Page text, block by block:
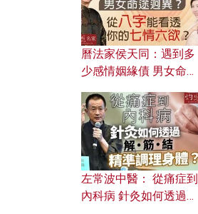
曆法家侯天同：遇到多
少感情姻緣債 男女命途
的七情六欲？
左常波中醫： 從痛症到
內科病 針灸如何透過解